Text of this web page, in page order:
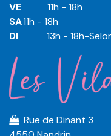
VE
​​​11h - 18h
SA​​​11h - 18h
DI
13h - 18h-
Rue de Dinant 3